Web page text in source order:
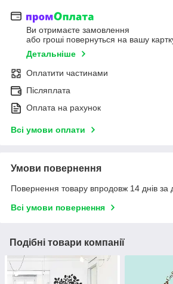
Ви отримаєте замовлення
або гроші повернуться на вашу
Детальніше
Оплатити частинами
Післяплата
Оплата на рахунок
Всі умови оплати
Умови повернення
Повернення товару впродовж 14 днів за
Всі умови повернення
Подібні товари компанії